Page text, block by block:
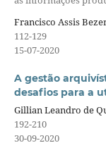
Francisco Assis
112-129
15-07-2020
A gestão
desafios para a
Gillian Leandro de
192-210
30-09-2020